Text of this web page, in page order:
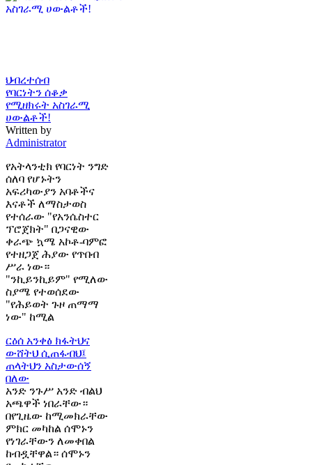
ህብረተሰብ
የባርነትን ሰቆቃ
የሚዘክሩት አስገራሚ
ሀውልቶች!
Written by
Administrator
የአትላንቲክ የባርነት ንግድ
ሰለባ የሆኑትን
አፍሪካውያን አባቶችና
እናቶች ለማስታወስ
የተሰራው "የአንሴስተር
ፕሮጀክት" በጋናዊው
ቀራጭ ኳሜ አኮቶ-ባምፎ
የተዘጋጀ ሕያው የጥበብ
ሥራ ነው።
"ንኪይንኪይም" የሚለው
ስያሜ የተወሰደው
"የሕይወት ጉዞ ጠማማ
ነው" ከሚል
ርዕሰ አንቀፅ ክፋትህና
ውሸትህ ሲጠፋብህ፤
ጠላትህን አስታውሰኝ
በለው
አንድ ንጉሥ አንድ ብልህ
አጫዋች ነበራቸው።
በየጊዜው ከሚመክራቸው
ምክር መካከል ሰሞኑን
የነገራቸውን ለመቀበል
ከብዷቸዋል። ሰሞኑን